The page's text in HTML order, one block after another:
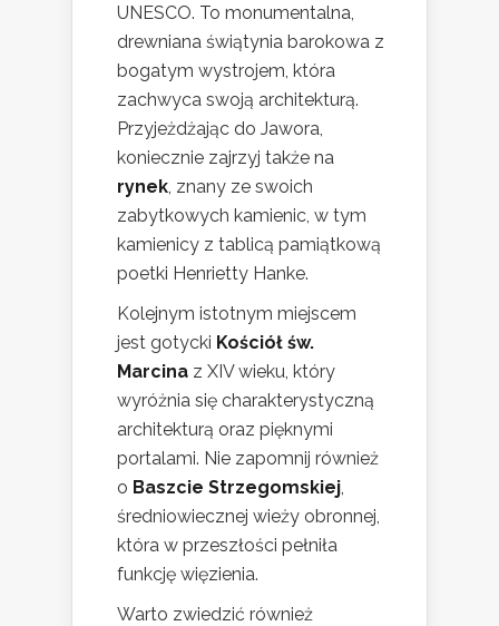
UNESCO. To monumentalna,
drewniana świątynia barokowa z
bogatym wystrojem, która
zachwyca swoją architekturą.
Przyjeżdżając do Jawora,
koniecznie zajrzyj także na
rynek , znany ze swoich
zabytkowych kamienic, w tym
kamienicy z tablicą pamiątkową
poetki Henrietty Hanke.
Kolejnym istotnym miejscem
jest gotycki Kościół św.
Marcina z XIV wieku, który
wyróżnia się charakterystyczną
architekturą oraz pięknymi
portalami. Nie zapomnij również
o Baszcie Strzegomskiej
średniowiecznej wieży obronnej,
która w przeszłości pełniła
funkcję więzienia.
Warto zwiedzić również